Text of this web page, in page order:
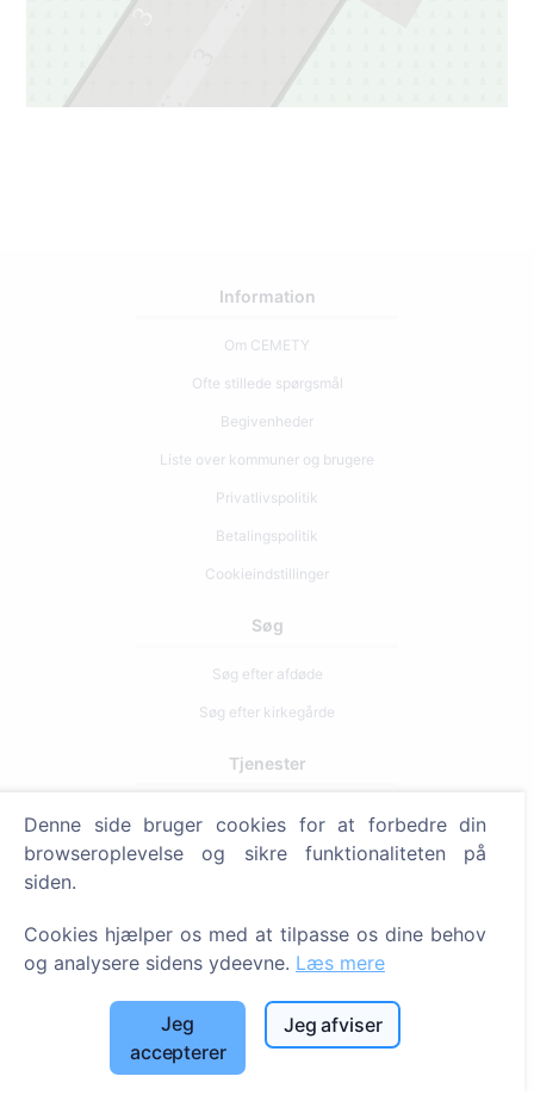
3
Information
Om CEMETY
Ofte stillede spørgsmål
Begivenheder
Liste over kommuner og brugere
Privatlivspolitik
Betalingspolitik
Cookieindstillinger
Søg
Søg efter afdøde
Søg efter kirkegårde
Tjenester
Kontakt
SIA "CEMETY", LV40103618951
info@cemety.lv
Vi arbejder i hele Danmark!
Denne side bruger cookies for at forbedre din
browseroplevelse og sikre funktionaliteten på
siden.
Cookies hjælper os med at tilpasse os dine behov
og analysere sidens ydeevne. Læs mere
Jeg
accepterer
Jeg afviser